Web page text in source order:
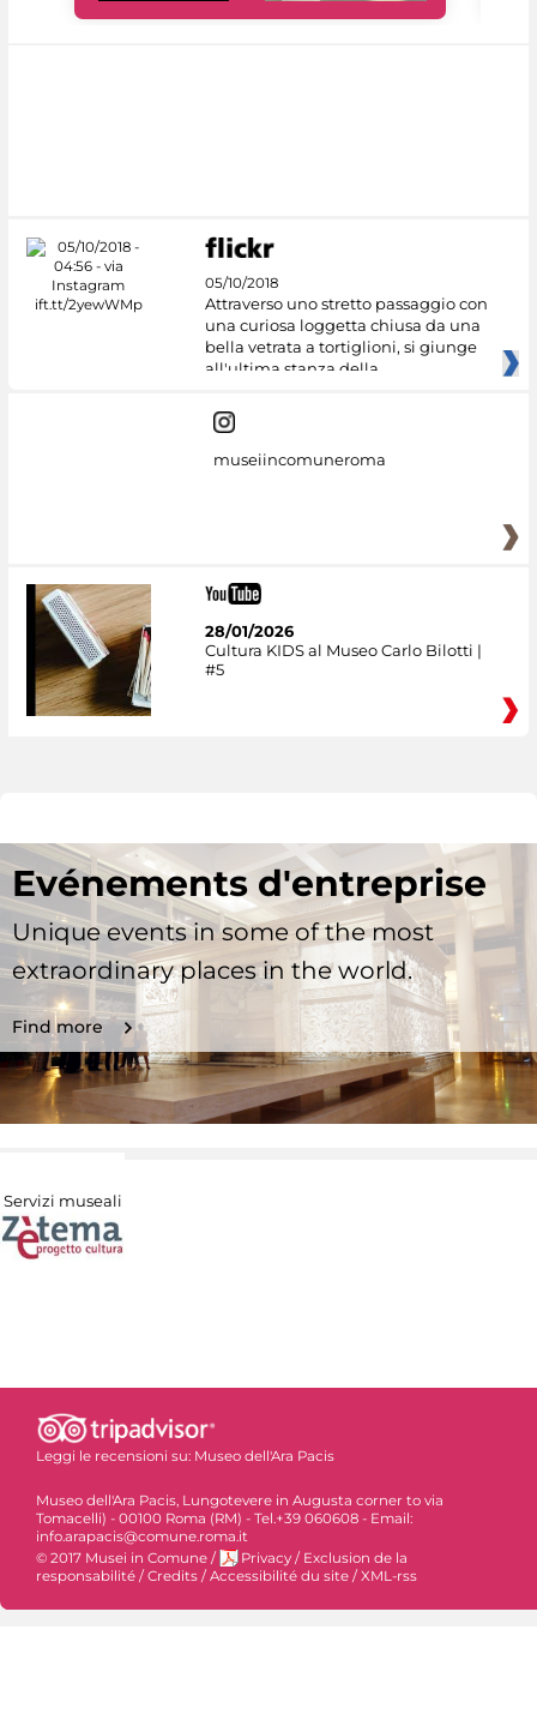
05/10/2018
Attraverso uno stretto passaggio con
una curiosa loggetta chiusa da una
bella vetrata a tortiglioni, si giunge
all'ultima stanza della
museiincomuneroma
28/01/2026
Cultura KIDS al Museo Carlo Bilotti |
#5
Evénements d'entreprise
Unique events in some of the most
extraordinary places in the world.
Find more
Servizi museali
Leggi le recensioni su: Museo dell'Ara Pacis
Museo dell'Ara Pacis, Lungotevere in Augusta corner to via
Tomacelli) - 00100 Roma (RM) - Tel.+39 060608 - Email:
info.arapacis@comune.roma.it
© 2017 Musei in Comune / Privacy / Exclusion de la
responsabilité /Credits /Accessibilité du site /XML-rss